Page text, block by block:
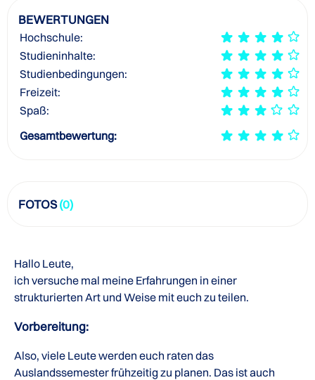
BEWERTUNGEN
Hochschule:
Studieninhalte:
Studienbedingungen:
Freizeit:
Spaß:
Gesamtbewertung:
FOTOS(0)
Hallo Leute,
ich versuche mal meine Erfahrungen in einer
strukturierten Art und Weise mit euch zu teilen.
Vorbereitung:
Also, viele Leute werden euch raten das
Auslandssemester frühzeitig zu planen. Das ist auch